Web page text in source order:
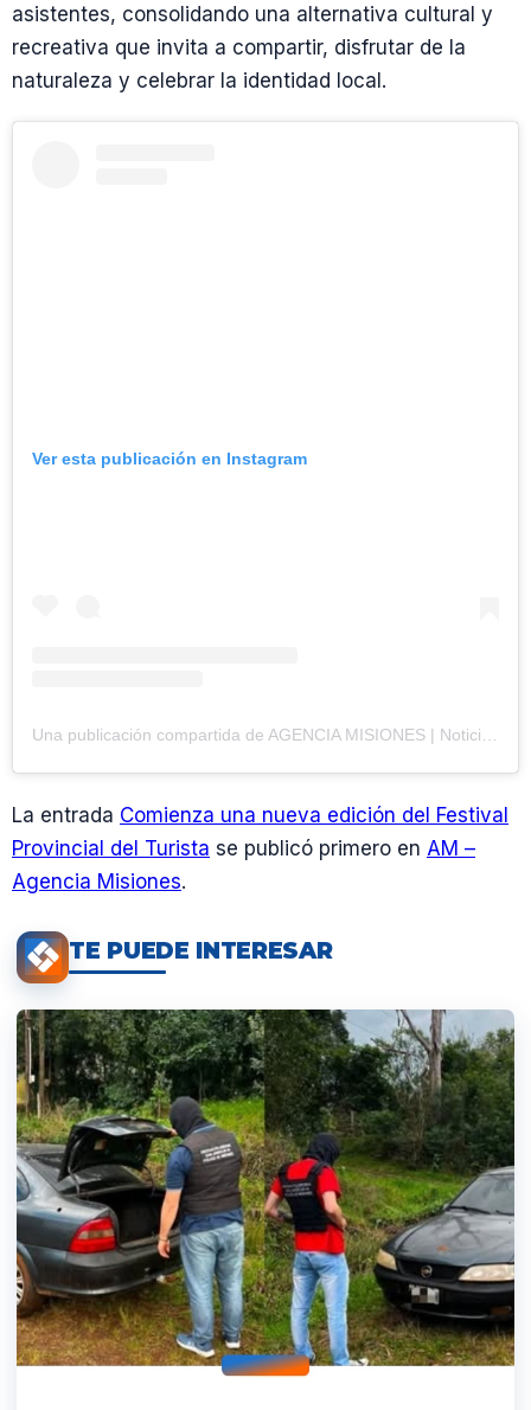
asistentes, consolidando una alternativa cultural y
recreativa que invita a compartir, disfrutar de la
naturaleza y celebrar la identidad local.
Ver esta publicación en Instagram
Una publicación compartida de AGENCIA MISIONES | Noticias (@agenciamisiones.uno)
La entrada Comienza una nueva edición del Festival
Provincial del Turista se publicó primero en AM –
Agencia Misiones.
TE PUEDE INTERESAR